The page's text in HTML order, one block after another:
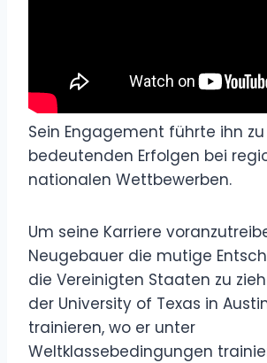
Sein Engagement führte ihn zu
bedeutenden Erfolgen bei
nationalen Wettbewerben.
Um seine Karriere
Neugebauer die mutige
die Vereinigten Staaten zu
der University of Texas in
trainieren, wo er unter
Weltklassebedingungen